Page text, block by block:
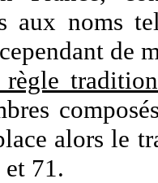
aux noms
de
alors le
71.